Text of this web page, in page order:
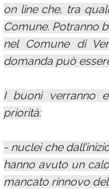
on line che, tra
Comune. Potranno
nel Comune di
domanda può
I buoni verranno
priorità:
- nuclei che
hanno avuto un
mancato rinnovo